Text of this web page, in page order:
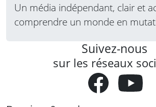
Un média indépendant, clair et
comprendre un monde en
Suivez-nous
sur les réseaux